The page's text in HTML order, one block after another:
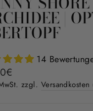
|
14
zzgl.